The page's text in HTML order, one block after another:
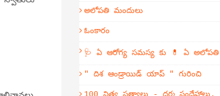
అలోపతి మందులు
ఓంకారం
🩺 ఏ ఆరోగ్య సమస్య కు 💊 ఏ
" దిశ ఆండ్రాయిడ్ యాప్ " గురించి